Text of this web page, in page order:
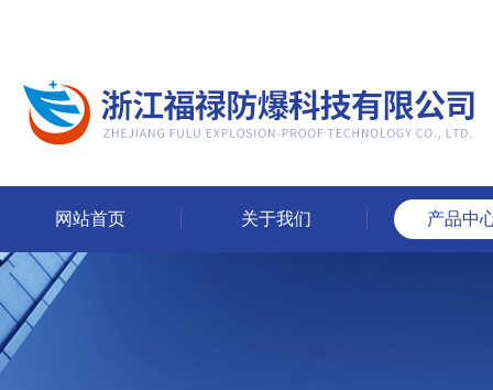
网站首页 关于我们 产品中